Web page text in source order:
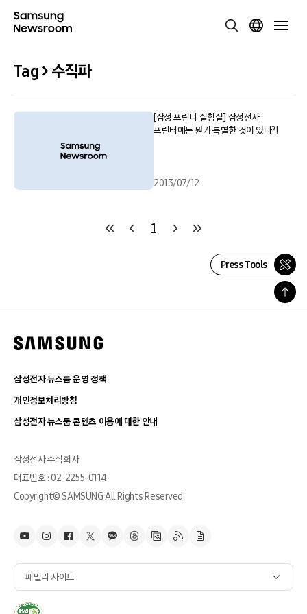
Tag > 수직파
[삼성 프린터 실험실] 삼성전자
프린터에는 뭔가 특별한 것이 있다?!
2013/07/12
1
Press Tools
삼성전자 뉴스룸 운영 정책
개인정보처리방침
삼성전자 뉴스룸 콘텐츠 이용에 대한 안내
삼성전자 주식회사
대표번호 : 02-2255-0114
Copyright© SAMSUNG All Rights Reserved.
패밀리 사이트